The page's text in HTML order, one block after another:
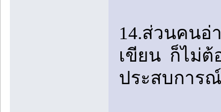
14.ส่วนคนอ่
เขียน ก็ไม่ต้
ประสบการ